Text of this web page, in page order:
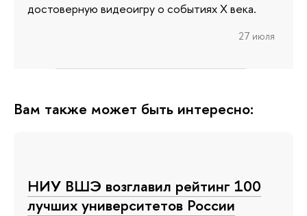
достоверную видеоигру о событиях X века.
27 июля
Вам также может быть интересно:
НИУ ВШЭ возглавил рейтинг 100
лучших университетов России